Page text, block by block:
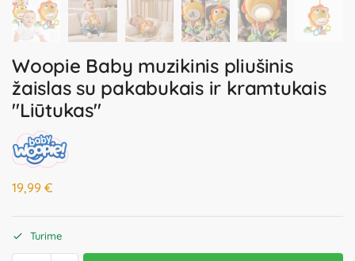
Woopie Baby muzikinis pliušinis
žaislas su pakabukais ir kramtukais
"Liūtukas"
19,99 €
Turime